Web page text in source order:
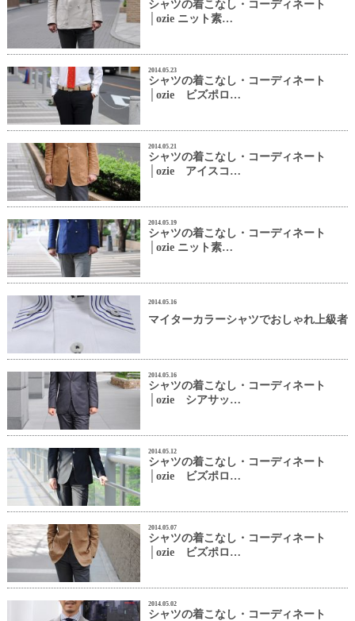
シャツの着こなし・コーディネート
│ozie ニット素…
2014.05.23
シャツの着こなし・コーディネート
│ozie ビズポロ…
2014.05.21
シャツの着こなし・コーディネート
│ozie アイスコ…
2014.05.19
シャツの着こなし・コーディネート
│ozie ニット素…
2014.05.16
マイターカラーシャツでおしゃれ上級者
2014.05.16
シャツの着こなし・コーディネート
│ozie シアサッ…
2014.05.12
シャツの着こなし・コーディネート
│ozie ビズポロ…
2014.05.07
シャツの着こなし・コーディネート
│ozie ビズポロ…
2014.05.02
シャツの着こなし・コーディネート